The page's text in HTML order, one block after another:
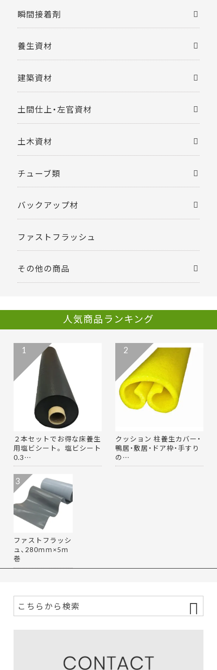
瞬間接着剤
養生資材
建築資材
土間仕上・左官資材
土木資材
チューブ類
バックアップ材
ファストフラッシュ
その他の商品
人気商品ランキング
２本セットでお得な床養生
用塩ビシート。 塩ビシート
0.3…
1
クッション 柱養生カバー・
鴨居・敷居・ドア枠・手すり
の…
2
ファストフラッシ
ュ、280ｍｍ×5ｍ
巻
3